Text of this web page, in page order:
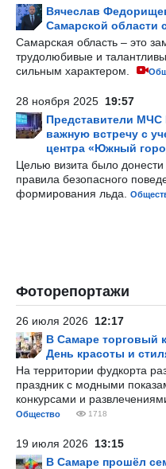
Вячеслав
Самарской
Самарская область – это
трудолюбивые и
сильным характером.
28 ноября 2025 19:57
Представители МЧС
важную встречу с
центра «Южный
Целью визита было
правила безопасного
формирования льда.
Фоторепортажи
26 июля 2026 12:17
В Самаре торговый
День красоты и
На территории фудкорта
праздник с модными
конкурсами и
Общество 1718
19 июля 2026 13:15
В Самаре прошёл